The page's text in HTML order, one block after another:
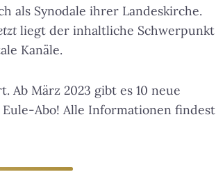
als Synodale ihrer Landeskirche.
liegt der inhaltliche Schwerpunkt
Kanäle.
Ab März 2023 gibt es 10 neue
Abo! Alle Informationen findest